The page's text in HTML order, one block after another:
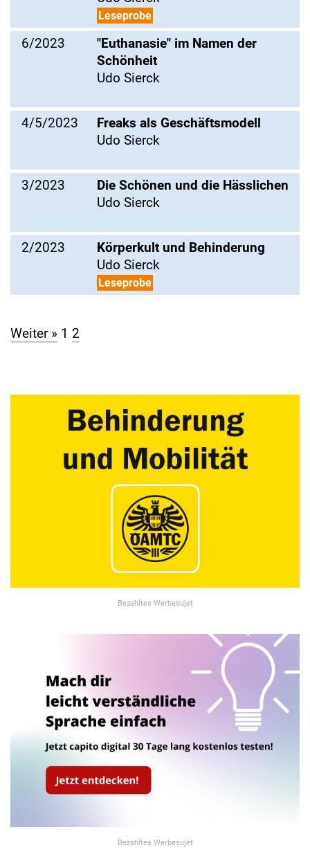
Leseprobe
6/2023
"Euthanasie" im Namen der
Schönheit
Udo Sierck
4/5/2023
Freaks als Geschäftsmodell
Udo Sierck
3/2023
Die Schönen und die Hässlichen
Udo Sierck
2/2023
Körperkult und Behinderung
Udo Sierck
Leseprobe
Weiter » 1 2
Bezahltes Werbesujet
Bezahltes Werbesujet